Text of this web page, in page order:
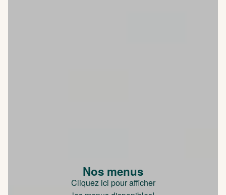
Nos menus
Cliquez ici pour afficher